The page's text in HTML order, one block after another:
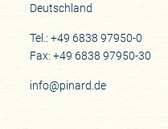
Deutschland
Tel.: +49 6838 97950-0
Fax: +49 6838 97950-30
info@pinard.de